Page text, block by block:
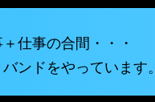
仕事の合間・・・
ンドをやっています。